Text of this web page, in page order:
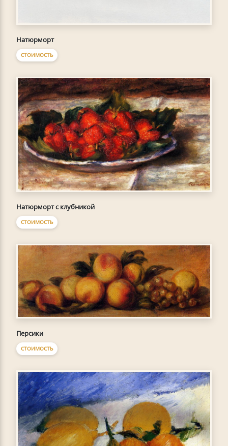
Натюрморт
СТОИМОСТЬ
Натюрморт с клубникой
СТОИМОСТЬ
Персики
СТОИМОСТЬ